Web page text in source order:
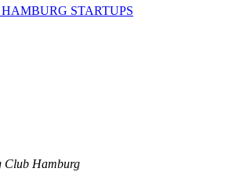
STARTUPS
Club Hamburg